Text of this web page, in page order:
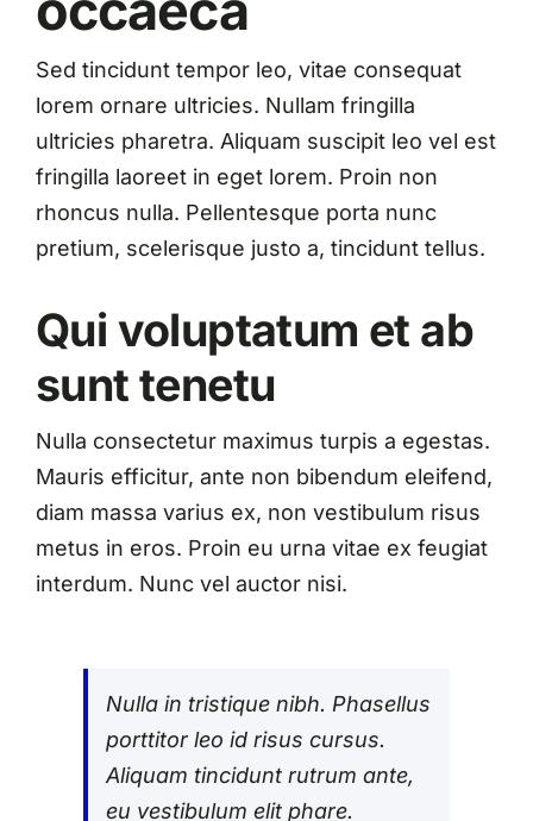
Sed tincidunt tempor leo, vitae consequat
lorem ornare ultricies. Nullam fringilla
ultricies pharetra. Aliquam suscipit leo vel est
fringilla laoreet in eget lorem. Proin non
rhoncus nulla. Pellentesque porta nunc
pretium, scelerisque justo a, tincidunt tellus.
Qui voluptatum et ab
sunt tenetu
Nulla consectetur maximus turpis a egestas.
Mauris efficitur, ante non bibendum eleifend,
diam massa varius ex, non vestibulum risus
metus in eros. Proin eu urna vitae ex feugiat
interdum. Nunc vel auctor nisi.
Nulla in tristique nibh. Phasellus
porttitor leo id risus cursus.
Aliquam tincidunt rutrum ante,
eu vestibulum elit phare.